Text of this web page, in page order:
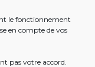
le fonctionnement
en compte de vos
pas votre accord.